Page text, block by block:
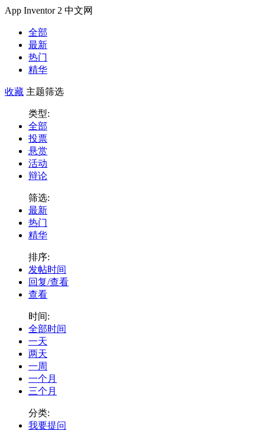
App Inventor 2 中文网
全部
最新
热门
精华
收藏 主题筛选
类型:
全部
投票
悬赏
活动
辩论
筛选:
最新
热门
精华
排序:
发帖时间
回复/查看
查看
时间:
全部时间
一天
两天
一周
一个月
三个月
分类:
我要提问